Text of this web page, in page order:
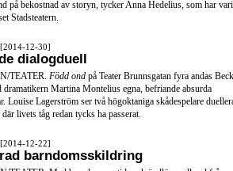
på bekostnad av storyn, tycker Anna Hedelius, som har
Stadsteatern.
[2014-12-30]
dialogduell
TEATER. Född ond på Teater Brunnsgatan fyra andas
dramatikern Martina Montelius egna, befriande absurda
Louise Lagerström ser två högoktaniga skådespelare
livets tåg redan tycks ha passerat.
[2014-12-22]
barndomsskildring